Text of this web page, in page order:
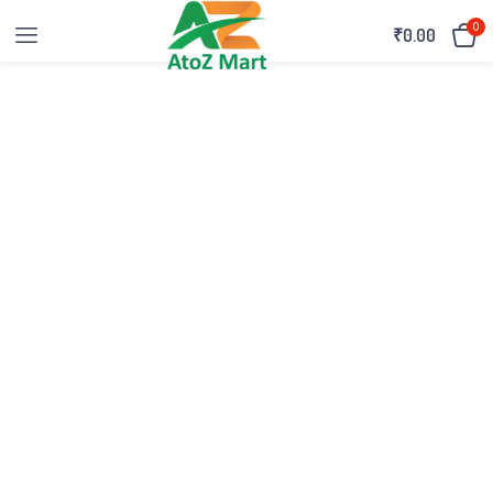
₹0.00 0